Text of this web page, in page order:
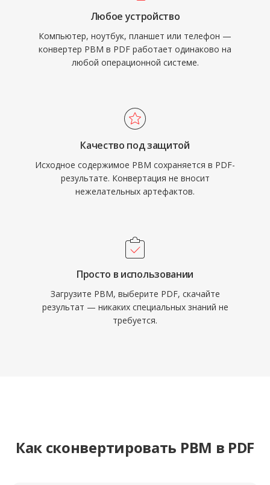
Любое устройство
Компьютер, ноутбук, планшет или телефон —
конвертер PBM в PDF работает одинаково на
любой операционной системе.
Качество под защитой
Исходное содержимое PBM сохраняется в PDF-
результате. Конвертация не вносит
нежелательных артефактов.
Просто в использовании
Загрузите PBM, выберите PDF, скачайте
результат — никаких специальных знаний не
требуется.
Как сконвертировать PBM в PDF